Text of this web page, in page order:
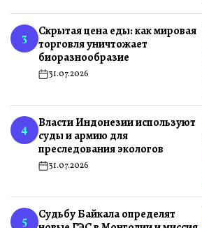
3
Скрытая цена еды: как мировая
торговля уничтожает
биоразнообразие
31.07.2026
4
Власти Индонезии используют
суды и армию для
преследования экологов
31.07.2026
5
Судьбу Байкала определят